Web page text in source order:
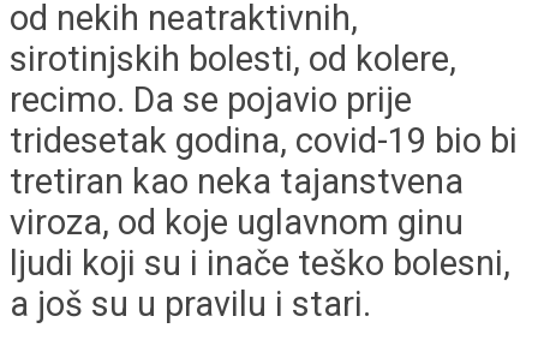
od nekih neatraktivnih,
sirotinjskih bolesti, od kolere,
recimo. Da se pojavio prije
tridesetak godina, covid-19 bio bi
tretiran kao neka tajanstvena
viroza, od koje uglavnom ginu
ljudi koji su i inače teško bolesni,
a još su u pravilu i stari.